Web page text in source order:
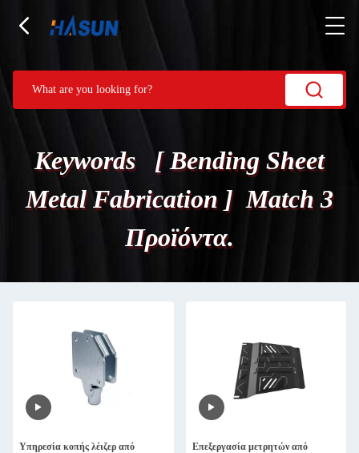
Keywords [ Bending Sheet
Metal Fabrication ] Match 3
Προϊόντα.
Υπηρεσία κοπής λέιζερ από
Επεξεργασία μετρητών από